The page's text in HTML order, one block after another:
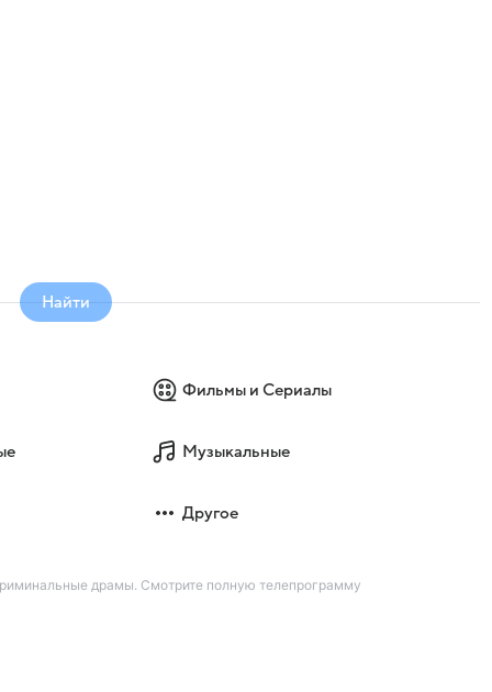
Найти
Фильмы и Сериалы
Музыкальные
Другое
драмы. Смотрите полную телепрограмму